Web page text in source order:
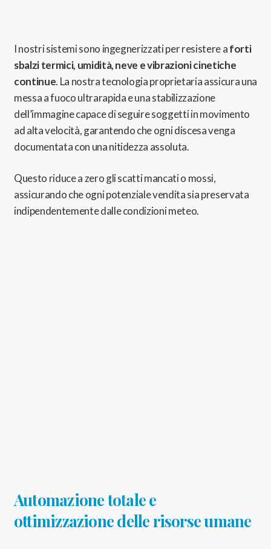
I nostri sistemi sono ingegnerizzati per resistere aforti
sbalzi termici, umidità, neve e vibrazioni cinetiche
continue. La nostra tecnologia proprietaria assicura una
messa a fuoco ultrarapida e una stabilizzazione
dell’immagine capace di seguire soggetti in movimento
ad alta velocità,garantendo che ogni discesa venga
documentata con una nitidezza assoluta.
Questo riduce a zero gli scatti mancati o mossi,
assicurando che ogni potenziale vendita sia preservata
indipendentemente dalle condizioni meteo.
Automazione totale e
ottimizzazione delle risorse umane